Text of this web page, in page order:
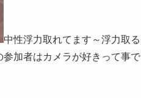
中性浮力取れてます～浮力取る
加者はカメラが好きって事で